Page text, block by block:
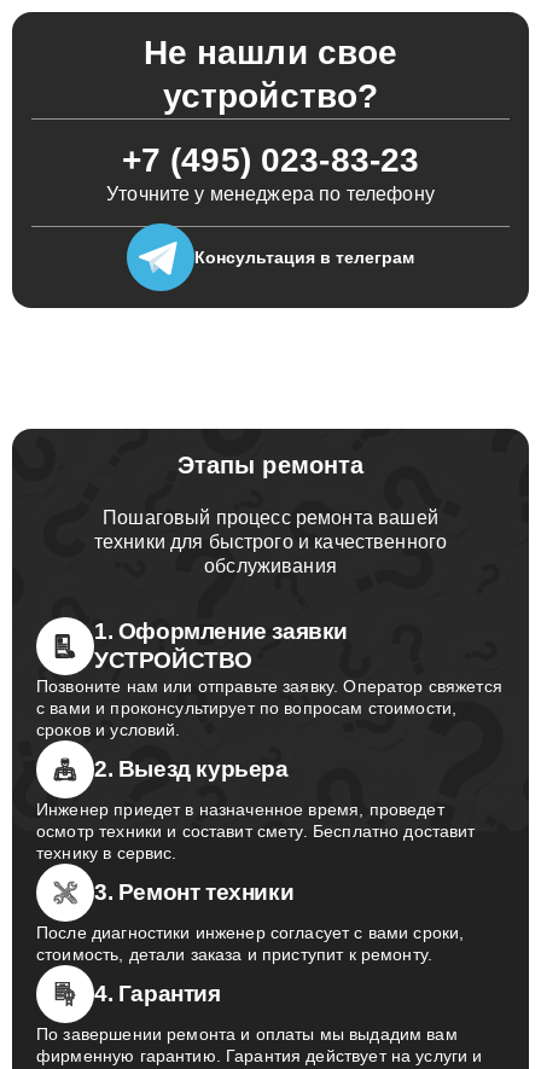
Не нашли свое
устройство?
+7 (495) 023-83-23
Уточните у менеджера по телефону
Консультация в телеграм
Этапы ремонта
Пошаговый процесс ремонта вашей
техники для быстрого и качественного
обслуживания
1. Оформление заявки
УСТРОЙСТВО
Позвоните нам или отправьте заявку. Оператор свяжется
с вами и проконсультирует по вопросам стоимости,
сроков и условий.
2. Выезд курьера
Инженер приедет в назначенное время, проведет
осмотр техники и составит смету. Бесплатно доставит
технику в сервис.
3. Ремонт техники
После диагностики инженер согласует с вами сроки,
стоимость, детали заказа и приступит к ремонту.
4. Гарантия
По завершении ремонта и оплаты мы выдадим вам
фирменную гарантию. Гарантия действует на услуги и